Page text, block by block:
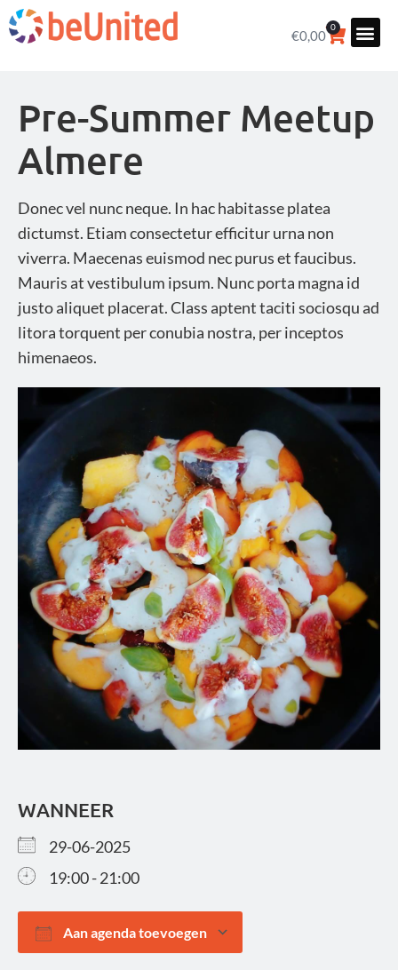
€0,00
0
Pre-Summer Meetup
Almere
Donec vel nunc neque. In hac habitasse platea
dictumst. Etiam consectetur efficitur urna non
viverra. Maecenas euismod nec purus et faucibus.
Mauris at vestibulum ipsum. Nunc porta magna id
justo aliquet placerat. Class aptent taciti sociosqu ad
litora torquent per conubia nostra, per inceptos
himenaeos.
WANNEER
29-06-2025
19:00 - 21:00
Aan agenda toevoegen